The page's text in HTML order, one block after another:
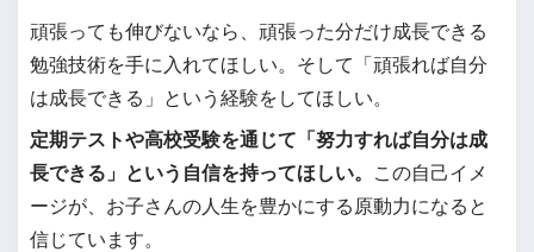
頑張っても伸びないなら、頑張った分だけ成長できる
勉強技術を手に入れてほしい。そして「頑張れば自分
は成長できる」という経験をしてほしい。
定期テストや高校受験を通じて「努力すれば自分は成
長できる」という自信を持ってほしい。
この自己イメ
ージが、お子さんの人生を豊かにする原動力になると
信じています。